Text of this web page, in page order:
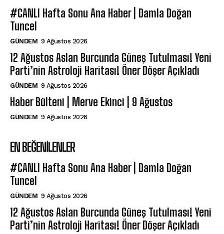
#CANLI Hafta Sonu Ana Haber | Damla Doğan
Tuncel
GÜNDEM 9 Ağustos 2026
12 Ağustos Aslan Burcunda Güneş Tutulması! Yeni
Parti’nin Astroloji Haritası! Öner Döşer Açıkladı
GÜNDEM 9 Ağustos 2026
Haber Bülteni | Merve Ekinci | 9 Ağustos
GÜNDEM 9 Ağustos 2026
EN BEĞENILENLER
#CANLI Hafta Sonu Ana Haber | Damla Doğan
Tuncel
GÜNDEM 9 Ağustos 2026
12 Ağustos Aslan Burcunda Güneş Tutulması! Yeni
Parti’nin Astroloji Haritası! Öner Döşer Açıkladı